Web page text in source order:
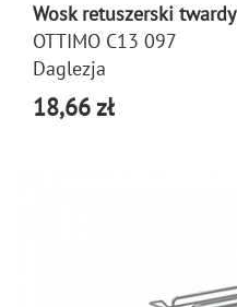
Wosk retuszerski twardy
OTTIMO C13 097
Daglezja
18,66 zł